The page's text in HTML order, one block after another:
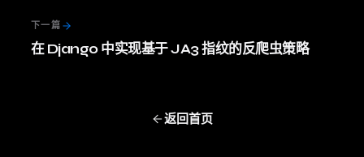
下一篇
在 Django 中实现基于 JA3 指纹的反爬虫策略
返回首页